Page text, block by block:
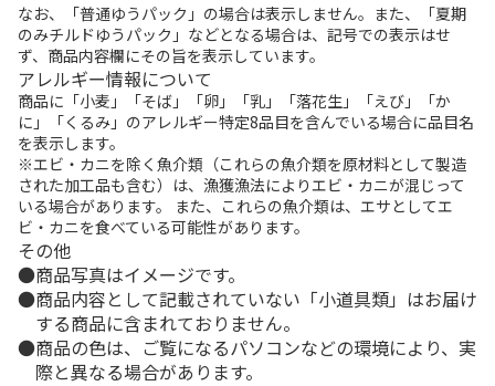
なお、「普通ゆうパック」の場合は表示しません。また、「夏期
のみチルドゆうパック」などとなる場合は、記号での表示はせ
ず、商品内容欄にその旨を表示しています。
アレルギー情報について
商品に「小麦」「そば」「卵」「乳」「落花生」「えび」「か
に」「くるみ」のアレルギー特定8品目を含んでいる場合に品目名
を表示します。
※エビ・カニを除く魚介類（これらの魚介類を原材料として製造
された加工品も含む）は、漁獲漁法によりエビ・カニが混じって
いる場合があります。 また、これらの魚介類は、エサとしてエ
ビ・カニを食べている可能性があります。
その他
商品写真はイメージです。
商品内容として記載されていない「小道具類」はお届け
する商品に含まれておりません。
商品の色は、ご覧になるパソコンなどの環境により、実
際と異なる場合があります。